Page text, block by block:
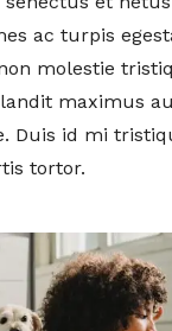
ac turpis
molestie
maximus
Duis id mi
tortor.